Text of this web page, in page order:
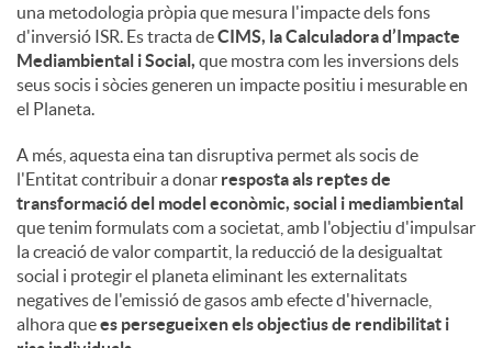
una metodologia pròpia que mesura l'impacte dels fons
d'inversió ISR. Es tracta deCIMS, la Calculadora d’Impacte
Mediambiental i Social, que mostra com les inversions dels
seus socis i sòcies generen un impacte positiu i mesurable en
el Planeta.
A més, aquesta eina tan disruptiva permet als socis de
l'Entitat contribuir a donar resposta als reptes de
transformació del model econòmic, social i mediambiental
que tenim formulats com a societat, amb l'objectiu d'impulsar
la creació de valor compartit, la reducció de la desigualtat
social i protegir el planeta eliminant les externalitats
negatives de l'emissió de gasos amb efecte d'hivernacle,
alhora quees persegueixen els objectius de rendibilitat i